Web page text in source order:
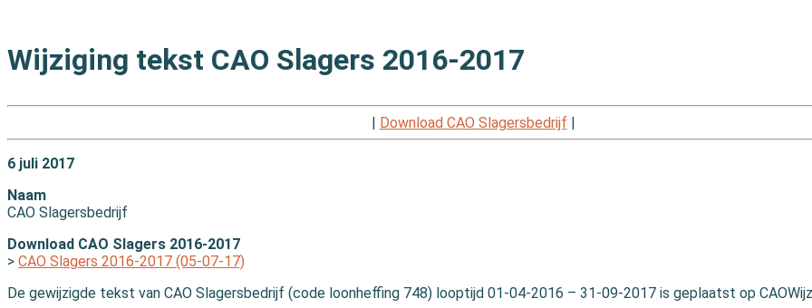
Wijziging tekst CAO Slagers 2016-2017
Download CAO Slagersbedrijf
6 juli 2017
Naam
CAO Slagersbedrijf
Download CAO Slagers 2016-2017
> CAO Slagers 2016-2017 (05-07-17)
De gewijzigde tekst van CAO Slagersbedrijf (code loonheffing 748) looptijd 01-04-2016 – 31-09-2017 is geplaatst op